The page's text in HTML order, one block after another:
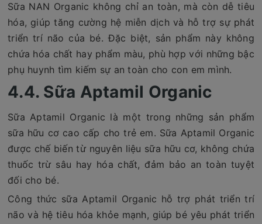
Sữa NAN Organic không chỉ an toàn, mà còn dễ tiêu
hóa, giúp tăng cường hệ miễn dịch và hỗ trợ sự phát
triển trí não của bé. Đặc biệt, sản phẩm này không
chứa hóa chất hay phẩm màu, phù hợp với những bậc
phụ huynh tìm kiếm sự an toàn cho con em mình.
4.4. Sữa Aptamil Organic
Sữa Aptamil Organic là một trong những sản phẩm
sữa hữu cơ cao cấp cho trẻ em. Sữa Aptamil Organic
được chế biến từ nguyên liệu sữa hữu cơ, không chứa
thuốc trừ sâu hay hóa chất, đảm bảo an toàn tuyệt
đối cho bé.
Công thức sữa Aptamil Organic hỗ trợ phát triển trí
não và hệ tiêu hóa khỏe mạnh, giúp bé yêu phát triển